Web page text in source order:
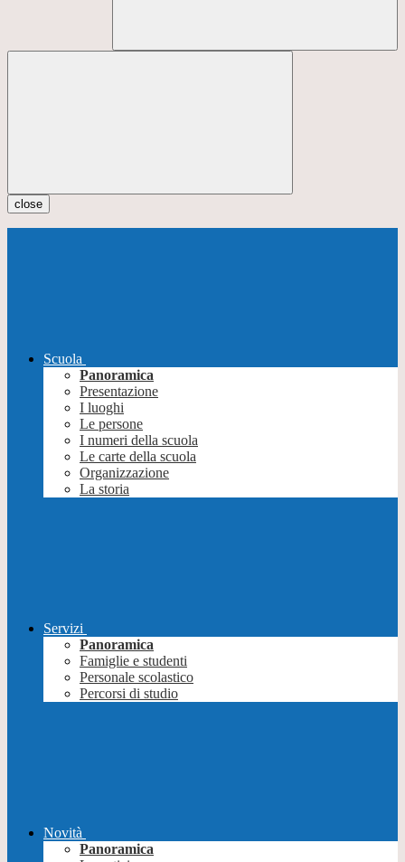
close
Scuola
Panoramica
Presentazione
I luoghi
Le persone
I numeri della scuola
Le carte della scuola
Organizzazione
La storia
Servizi
Panoramica
Famiglie e studenti
Personale scolastico
Percorsi di studio
Novità
Panoramica